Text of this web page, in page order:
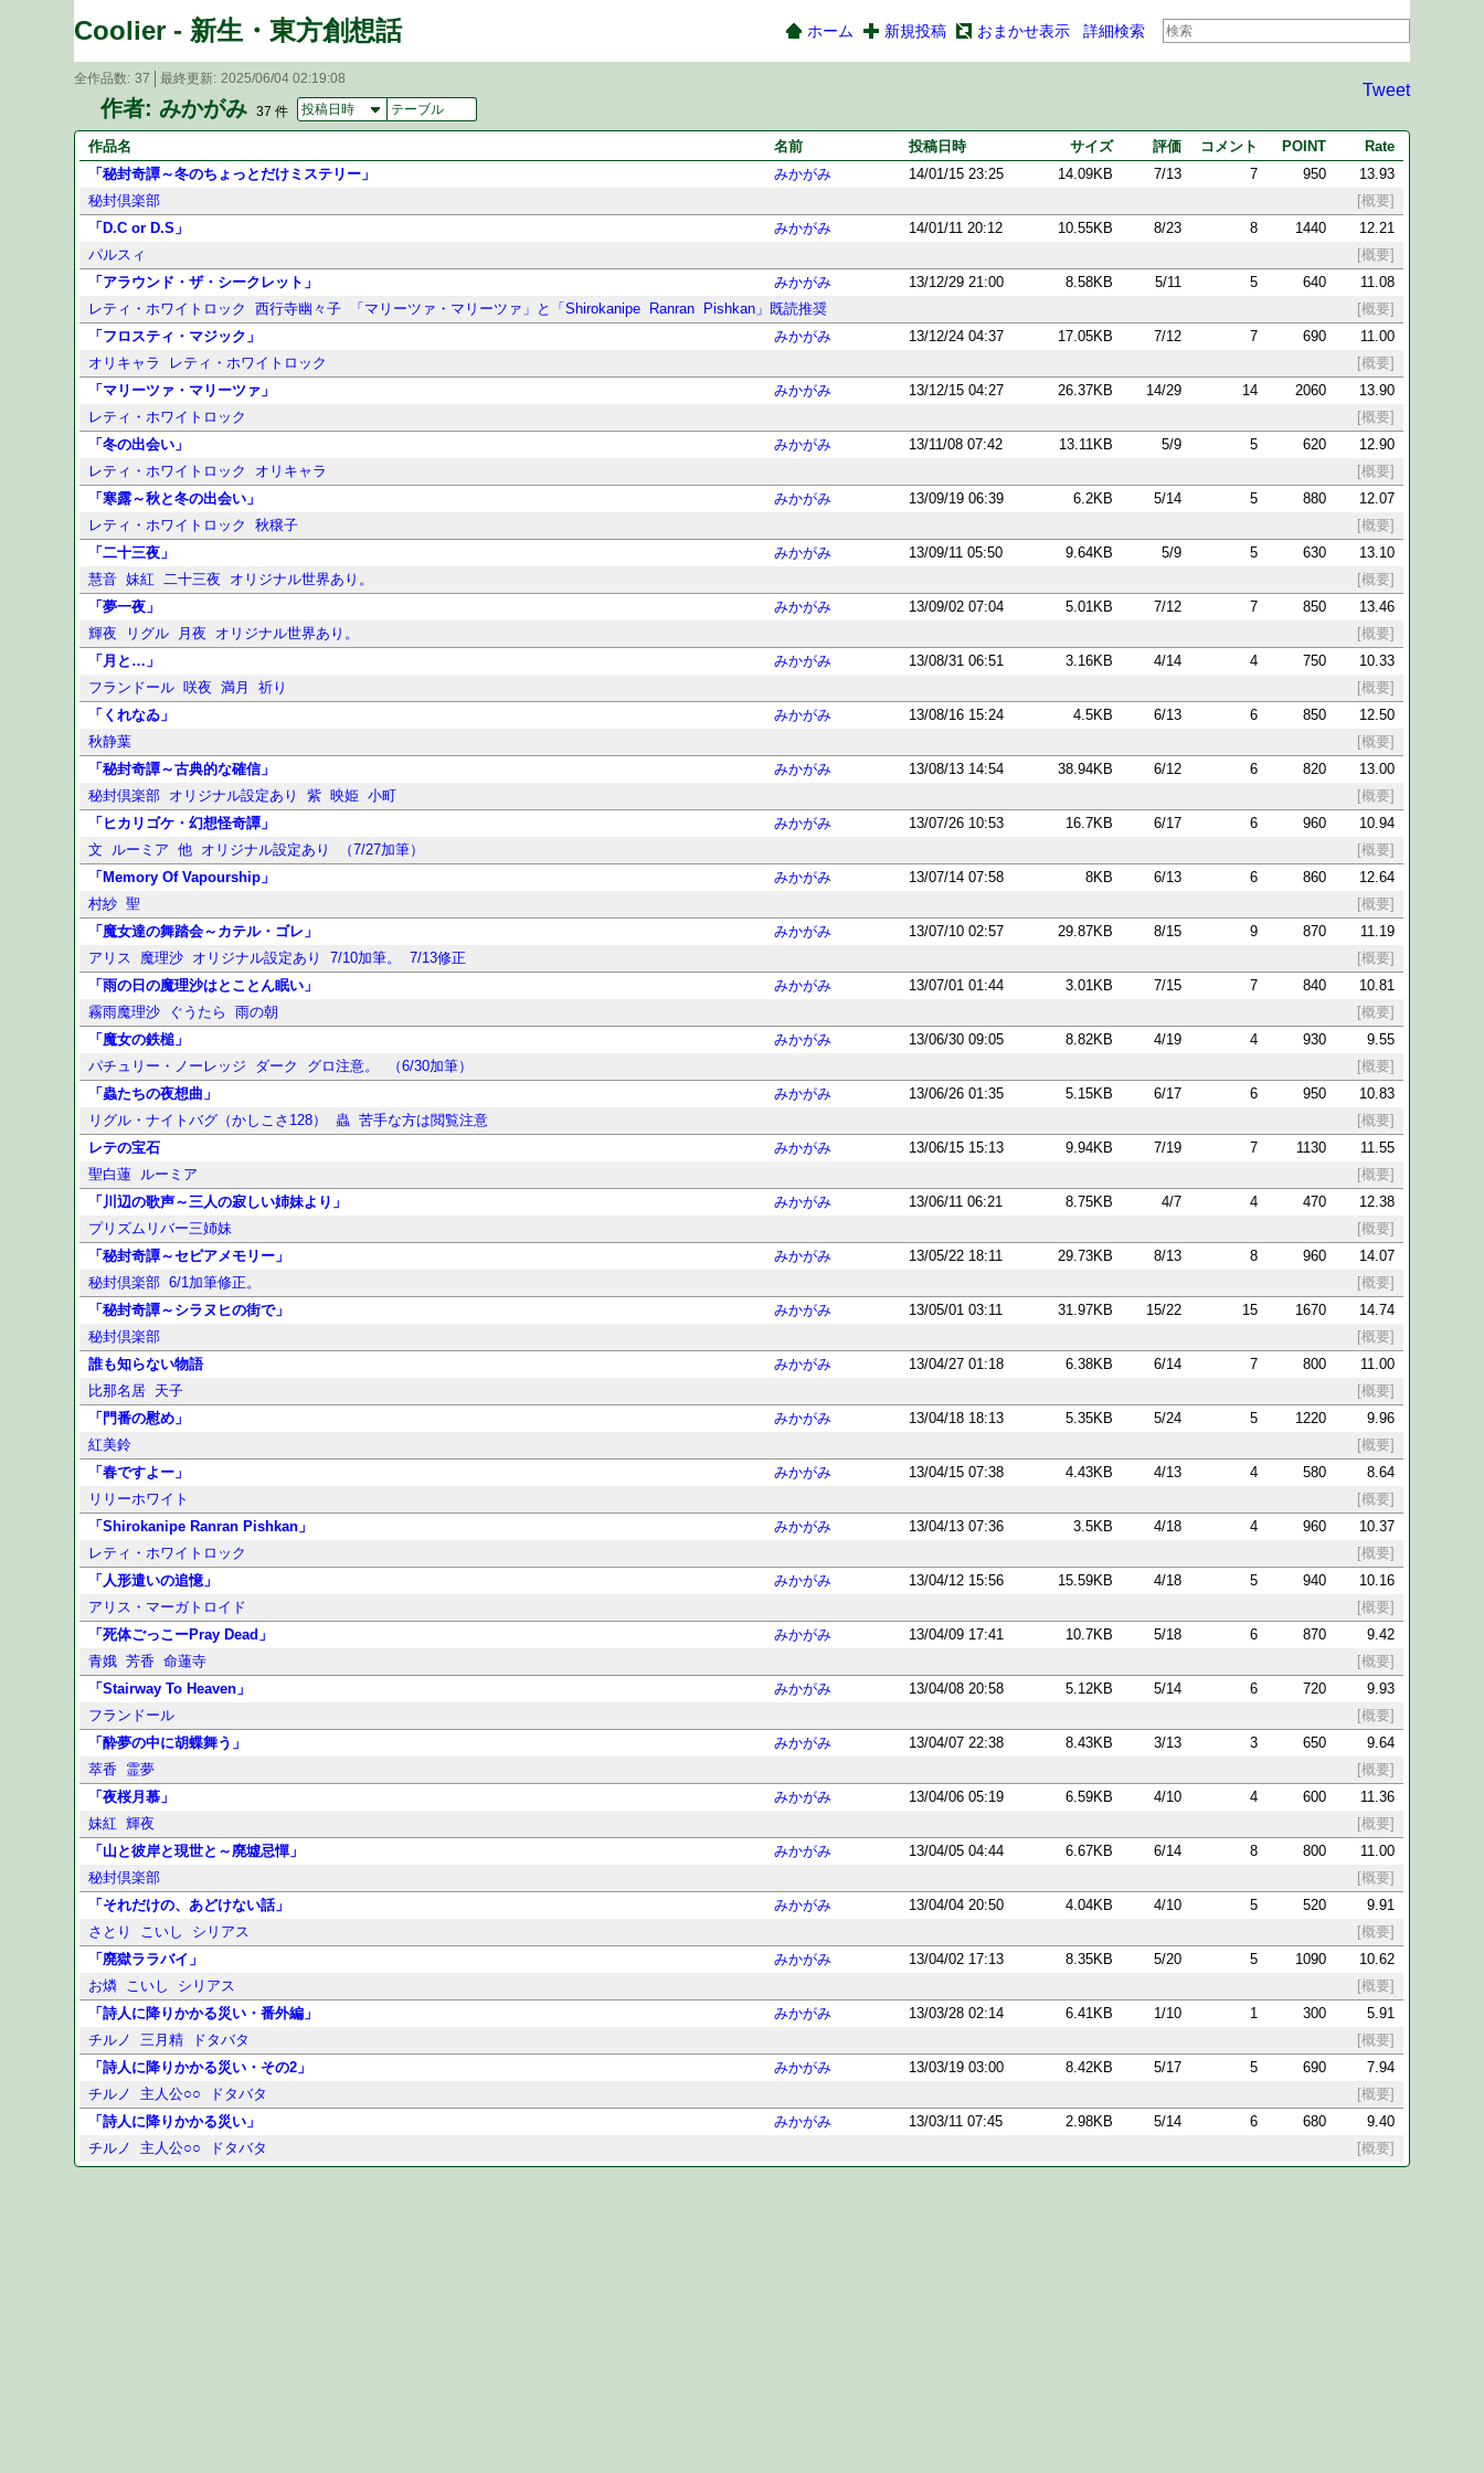
Coolier - 新生・東方創想話 ホーム 新規投稿 おまかせ表示 詳細検索
作者: みかがみ 37 件 投稿日時 テーブル
全作品数 37 最終更新 2025/06/04 02:19:08
Tweet
作品名 名前 投稿日時 サイズ 評価 コメント POINT
Rate
「秘封奇譚～冬のちょっとだけミステリー」
みかがみ 14/01/15 23:25 14.09KB 7/13 7 950
13.93
[概要]
秘封倶楽部
「D.C or D.S」
みかがみ 14/01/11 20:12 10.55KB 8/23 8 1440
12.21
[概要]
パルスィ
「アラウンド・ザ・シークレット」
みかがみ 13/12/29 21:00 8.58KB 5/11 5 640
11.08
[概要]
レティ・ホワイトロック 西行寺幽々子 「マリーツァ・マリーツァ」と「Shirokanipe Ranran
Pishkan」既読推奨
「フロスティ・マジック」
みかがみ 13/12/24 04:37 17.05KB 7/12 7 690
11.00
[概要]
オリキャラ
レティ・ホワイトロック
「マリーツァ・マリーツァ」
みかがみ 13/12/15 04:27 26.37KB 14/29 14 2060
13.90
[概要]
レティ・ホワイトロック
「冬の出会い」
みかがみ 13/11/08 07:42 13.11KB 5/9 5 620
12.90
[概要]
レティ・ホワイトロック
オリキャラ
「寒露～秋と冬の出会い」
みかがみ 13/09/19 06:39 6.2KB 5/14 5 880
12.07
[概要]
レティ・ホワイトロック
秋穣子
「二十三夜」
みかがみ 13/09/11 05:50 9.64KB 5/9 5 630
13.10
[概要]
慧音 妹紅 二十三夜
オリジナル世界あり。
「夢一夜」
みかがみ 13/09/02 07:04 5.01KB 7/12 7 850
13.46
[概要]
輝夜 リグル 月夜
オリジナル世界あり。
「月と…」
みかがみ 13/08/31 06:51 3.16KB 4/14 4 750
10.33
[概要]
フランドール 咲夜 満月
祈り
「くれなゐ」
みかがみ 13/08/16 15:24 4.5KB 6/13 6 850
12.50
[概要]
秋静葉
「秘封奇譚～古典的な確信」
みかがみ 13/08/13 14:54 38.94KB 6/12 6 820
13.00
[概要]
秘封倶楽部 オリジナル設定あり 紫 映姫
小町
「ヒカリゴケ・幻想怪奇譚」
みかがみ 13/07/26 10:53 16.7KB 6/17 6 960
10.94
[概要]
文 ルーミア 他 オリジナル設定あり
（7/27加筆）
「Memory Of Vapourship」
みかがみ 13/07/14 07:58 8KB 6/13 6 860
12.64
[概要]
村紗 聖
「魔女達の舞踏会～カテル・ゴレ」
みかがみ 13/07/10 02:57 29.87KB 8/15 9 870
11.19
[概要]
アリス 魔理沙 オリジナル設定あり 7/10加筆。
7/13修正
「雨の日の魔理沙はとことん眠い」
みかがみ 13/07/01 01:44 3.01KB 7/15 7 840
10.81
[概要]
霧雨魔理沙 ぐうたら
雨の朝
「魔女の鉄槌」
みかがみ 13/06/30 09:05 8.82KB 4/19 4 930
9.55
[概要]
パチュリー・ノーレッジ ダーク グロ注意。
（6/30加筆）
「蟲たちの夜想曲」
みかがみ 13/06/26 01:35 5.15KB 6/17 6 950
10.83
[概要]
リグル・ナイトバグ（かしこさ128） 蟲
苦手な方は閲覧注意
レテの宝石
みかがみ 13/06/15 15:13 9.94KB 7/19 7 1130
11.55
[概要]
聖白蓮 ルーミア
「川辺の歌声～三人の寂しい姉妹より」
みかがみ 13/06/11 06:21 8.75KB 4/7 4 470
12.38
[概要]
プリズムリバー三姉妹
「秘封奇譚～セピアメモリー」
みかがみ 13/05/22 18:11 29.73KB 8/13 8 960
14.07
[概要]
秘封倶楽部 6/1加筆修正。
「秘封奇譚～シラヌヒの街で」
みかがみ 13/05/01 03:11 31.97KB 15/22 15 1670
14.74
[概要]
秘封倶楽部
誰も知らない物語
みかがみ 13/04/27 01:18 6.38KB 6/14 7 800
11.00
[概要]
比那名居 天子
「門番の慰め」
みかがみ 13/04/18 18:13 5.35KB 5/24 5 1220
9.96
[概要]
紅美鈴
「春ですよー」
みかがみ 13/04/15 07:38 4.43KB 4/13 4 580
8.64
[概要]
リリーホワイト
「Shirokanipe Ranran Pishkan」
みかがみ 13/04/13 07:36 3.5KB 4/18 4 960
10.37
[概要]
レティ・ホワイトロック
「人形遣いの追憶」
みかがみ 13/04/12 15:56 15.59KB 4/18 5 940
10.16
[概要]
アリス・マーガトロイド
「死体ごっこーPray Dead」
みかがみ 13/04/09 17:41 10.7KB 5/18 6 870
9.42
[概要]
青娥 芳香
命蓮寺
「Stairway To Heaven」
みかがみ 13/04/08 20:58 5.12KB 5/14 6 720
9.93
[概要]
フランドール
「酔夢の中に胡蝶舞う」
みかがみ 13/04/07 22:38 8.43KB 3/13 3 650
9.64
[概要]
萃香
霊夢
「夜桜月慕」
みかがみ 13/04/06 05:19 6.59KB 4/10 4 600
11.36
[概要]
妹紅
輝夜
「山と彼岸と現世と～廃墟忌憚」
みかがみ 13/04/05 04:44 6.67KB 6/14 8 800
11.00
[概要]
秘封倶楽部
「それだけの、あどけない話」
みかがみ 13/04/04 20:50 4.04KB 4/10 5 520
9.91
[概要]
さとり こいし
シリアス
「廃獄ララバイ」
みかがみ 13/04/02 17:13 8.35KB 5/20 5 1090
10.62
[概要]
お燐 こいし
シリアス
「詩人に降りかかる災い・番外編」
みかがみ 13/03/28 02:14 6.41KB 1/10 1 300
5.91
[概要]
チルノ 三月精
ドタバタ
「詩人に降りかかる災い・その2」
みかがみ 13/03/19 03:00 8.42KB 5/17 5 690
7.94
[概要]
チルノ 主人公○○
ドタバタ
「詩人に降りかかる災い」
みかがみ 13/03/11 07:45 2.98KB 5/14 6 680
9.40
[概要]
チルノ 主人公○○ ドタバタ